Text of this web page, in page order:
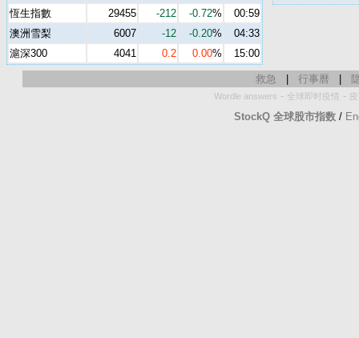
恆生指數
29455 -212 -0.72%
00:59
澳洲雪梨
6007 -12 -0.20%
04:33
滬深300
4041 0.2 0.00% 15:00
救急 行事曆
Wordle answers - 全球即时疫情 -
StockQ 全球股市指数 /